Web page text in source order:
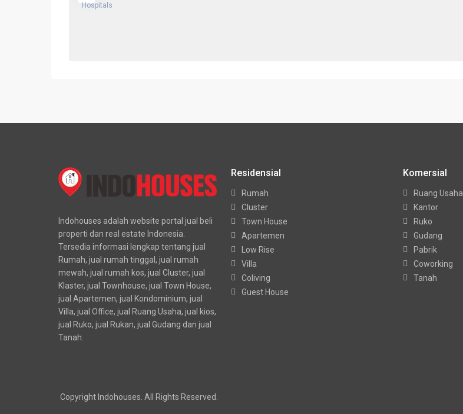
Indohouses adalah website portal jual beli
properti dan real estate Indonesia.
Tersedia informasi lengkap tentang jual
Rumah, jual rumah tinggal, jual rumah
mewah, jual rumah kos, jual Cluster, jual
Klaster, jual Townhouse, jual Town House,
jual Apartemen, jual Kondominium, jual
Villa, jual Office, jual Ruang Usaha, jual kios,
jual Ruko, jual Rukan, jual Gudang dan jual
Tanah.
Residensial
Rumah
Cluster
Town House
Apartemen
Low Rise
Villa
Coliving
Guest House
Komersial
Ruang Usaha
Kantor
Ruko
Gudang
Pabrik
Coworking
Tanah
Copyright Indohouses. All Rights Reserved.